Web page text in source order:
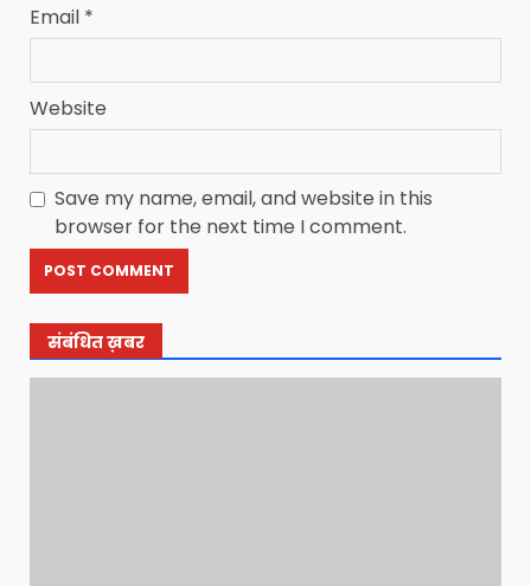
Email *
Website
Save my name, email, and website in this
browser for the next time I comment.
संबंधित ख़बर